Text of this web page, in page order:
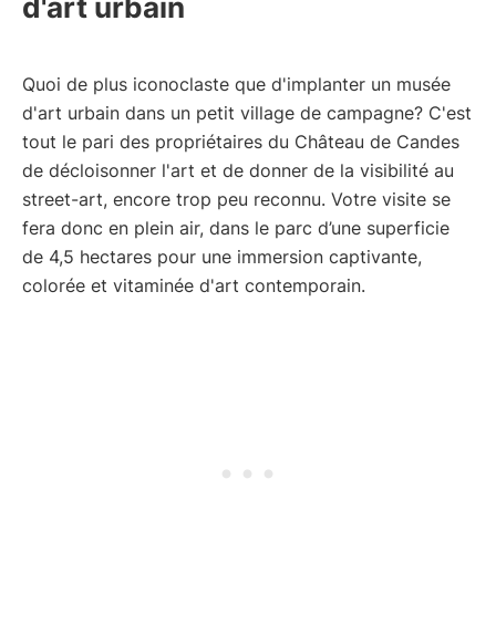
Quoi de plus iconoclaste que d'implanter un musée
d'art urbain dans un petit village de campagne? C'est
tout le pari des propriétaires du Château de Candes
de décloisonner l'art et de donner de la visibilité au
street-art, encore trop peu reconnu. Votre visite se
fera donc en plein air, dans le parc d’une superficie
de 4,5 hectares pour une immersion captivante,
colorée et vitaminée d'art contemporain.